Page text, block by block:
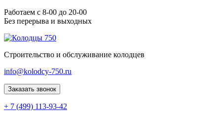
Работаем с 8-00 до 20-00
Без перерыва и выходных
Строительство и обслуживание колодцев
info@kolodcy-750.ru
Заказать звонок
+ 7 (499) 113-93-42